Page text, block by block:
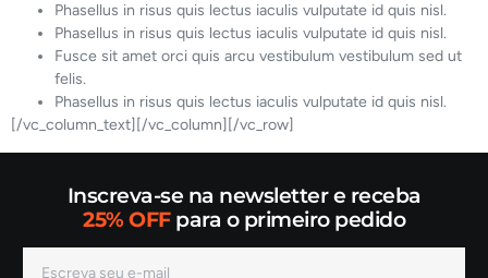
Phasellus in risus quis lectus iaculis vulputate id quis nisl.
Phasellus in risus quis lectus iaculis vulputate id quis nisl.
Fusce sit amet orci quis arcu vestibulum vestibulum sed ut
felis.
Phasellus in risus quis lectus iaculis vulputate id quis nisl.
[/vc_column_text][/vc_column][/vc_row]
Inscreva-se na newsletter e receba
25% OFFpara o primeiro pedido